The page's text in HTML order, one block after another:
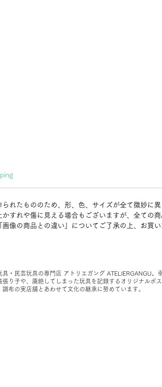
れたもののため、形、色、サイズが全て微妙に異
すれや傷に見える場合もございますが、全ての
像の商品との違い」についてご了承の上、お買
具・民芸玩具の専門店 アトリエガング ATELIERGANGU。
張り子や、廃絶してしまった玩具を記録するオリジナルポ
調布の実店舗とあわせて文化の継承に努めています。